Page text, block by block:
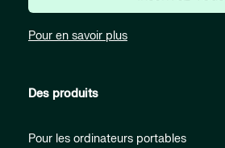
Pour en savoir plus
Des produits
Pour les ordinateurs portables